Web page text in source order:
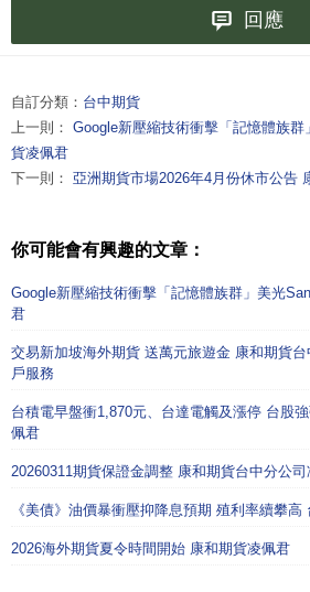
回應
自訂分類： 台中期貨
上一則： Google新壓縮技術衝擊「記憶體族
貨凌佩君
下一則： 亞洲期貨市場2026年4月份休市公告
你可能會有興趣的文章：
Google新壓縮技術衝擊「記憶體族群」美光
君
交易新加坡海外期貨 送萬元旅遊金 康和期貨
戶服務
台積電早盤衝1,870元、台達電觸及漲停 台股
佩君
20260311期貨保證金調整 康和期貨台中分公
《美債》油價暴衝壓抑降息預期 殖利率續攀
2026海外期貨夏令時間開始 康和期貨凌佩君